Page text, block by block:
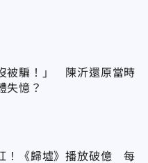
被騙！」 陳沂還原當時
失憶？
！《歸墟》播放破億 每